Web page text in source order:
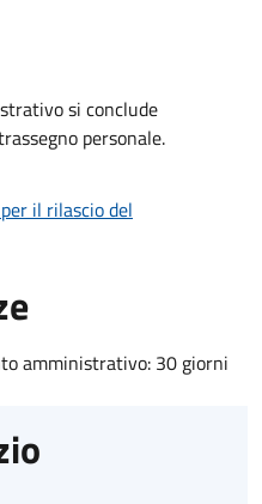
si conclude
personale.
il rilascio del
amministrativo: 30 giorni